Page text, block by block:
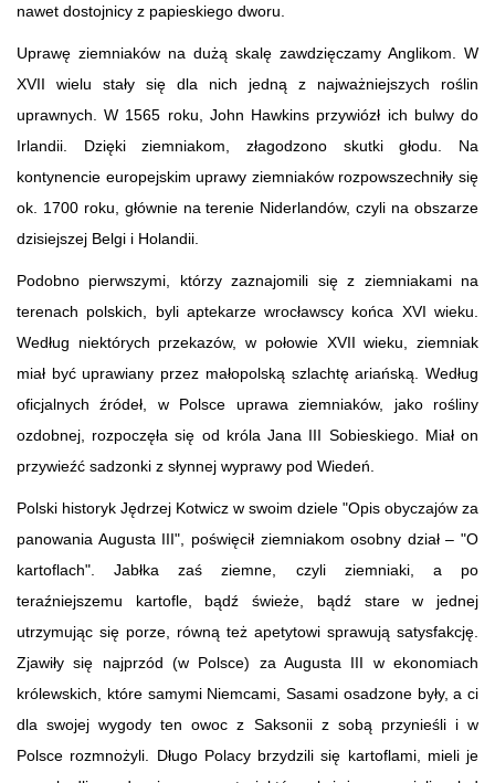
nawet dostojnicy z papieskiego dworu.
Uprawę ziemniaków na dużą skalę zawdzięczamy Anglikom. W
XVII wielu stały się dla nich jedną z najważniejszych roślin
uprawnych. W 1565 roku, John Hawkins przywiózł ich bulwy do
Irlandii. Dzięki ziemniakom, złagodzono skutki głodu. Na
kontynencie europejskim uprawy ziemniaków rozpowszechniły się
ok. 1700 roku, głównie na terenie Niderlandów, czyli na obszarze
dzisiejszej Belgi i Holandii.
Podobno pierwszymi, którzy zaznajomili się z ziemniakami na
terenach polskich, byli aptekarze wrocławscy końca XVI wieku.
Według niektórych przekazów, w połowie XVII wieku, ziemniak
miał być uprawiany przez małopolską szlachtę ariańską. Według
oficjalnych źródeł, w Polsce uprawa ziemniaków, jako rośliny
ozdobnej, rozpoczęła się od króla Jana III Sobieskiego. Miał on
przywieźć sadzonki z słynnej wyprawy pod Wiedeń.
Polski historyk Jędrzej Kotwicz w swoim dziele "Opis obyczajów za
panowania Augusta III", poświęcił ziemniakom osobny dział – "O
kartoflach". Jabłka zaś ziemne, czyli ziemniaki, a po
teraźniejszemu kartofle, bądź świeże, bądź stare w jednej
utrzymując się porze, równą też apetytowi sprawują satysfakcję.
Zjawiły się najprzód (w Polsce) za Augusta III w ekonomiach
królewskich, które samymi Niemcami, Sasami osadzone były, a ci
dla swojej wygody ten owoc z Saksonii z sobą przynieśli i w
Polsce rozmnożyli. Długo Polacy brzydzili się kartoflami, mieli je